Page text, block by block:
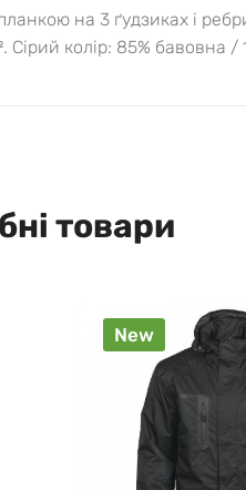
на 3 ґудзиках і
колір: 85% бавовна /
товари
New